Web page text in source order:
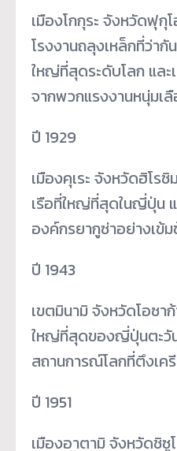
เมืองโกกุระ จังหวัดฟุกุ
โรงงานถลุงเหล็กที่ว่ากั
ใหญ่ที่สุดระดับโลก แล
จากพวกแรงงานหนุ่มเ
ปี 1929
เมืองคุเระ จังหวัดฮิโร
เรือที่ใหญ่ที่สุดในญี่ปุ่น
องค์กรยากูซ่าอย่างเข้
ปี 1943
เขตมินามิ จังหวัดโอซา
ใหญ่ที่สุดของญี่ปุ่นตะวั
สถานการณ์โลกที่ตึงเค
ปี 1951
เมืองอาตามิ จังหวัดชิซู